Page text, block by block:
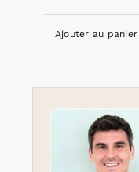
Ajouter au panier